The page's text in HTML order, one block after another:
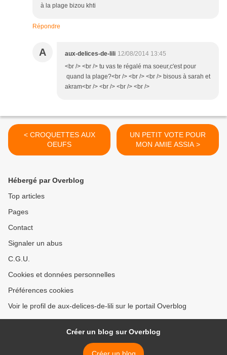
à la plage bizou khti
Répondre
A aux-delices-de-lili 12/08/2014 13:45
<br /> <br /> tu vas te régalé ma soeur,c'est pour
quand la plage?<br /> <br /> <br /> bisous à sarah et
akram<br /> <br /> <br /> <br />
< CROQUETTES AUX
OEUFS
UN PETIT VOTE POUR
MON AMIE ASSIA >
Hébergé par Overblog
Top articles
Pages
Contact
Signaler un abus
C.G.U.
Cookies et données personnelles
Préférences cookies
Voir le profil de aux-delices-de-lili sur le portail Overblog
Créer un blog sur Overblog